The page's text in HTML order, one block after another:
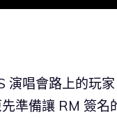
演唱會路上的玩
準備讓 RM 簽